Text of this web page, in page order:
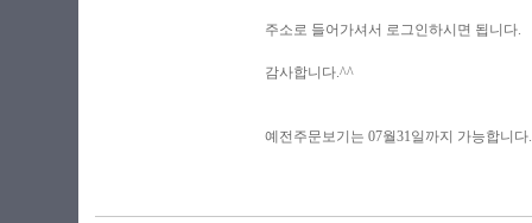
주소로 들어가셔서 로그인하시면 됩니다.
감사합니다.^^
예전주문보기는 07월31일까지 가능합니다.